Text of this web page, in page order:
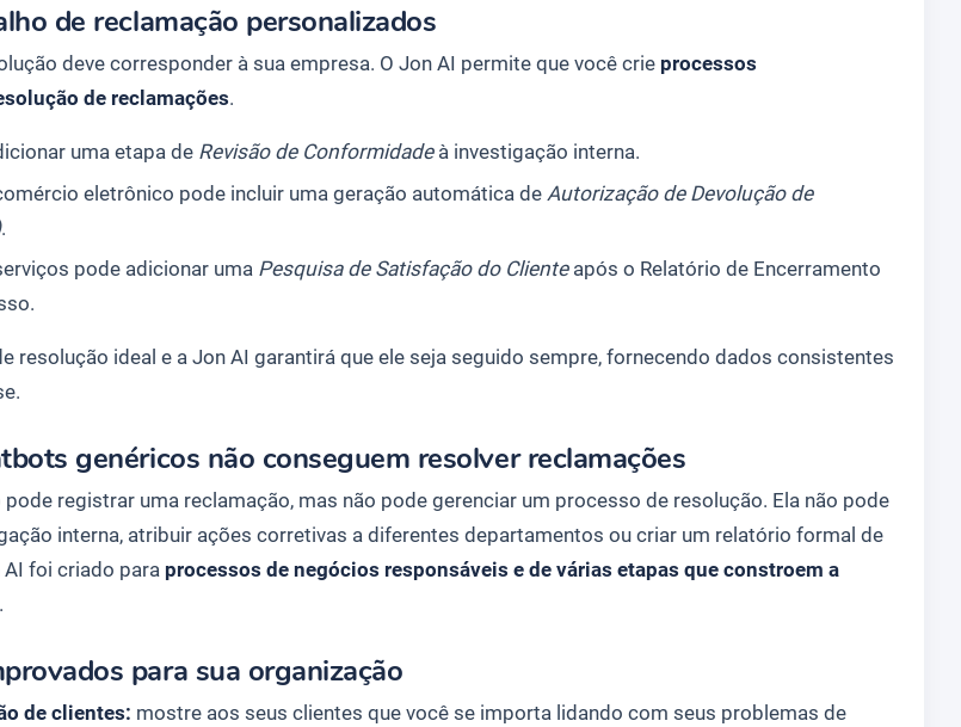
de reclamação personalizados
deve corresponder à sua empresa. O Jon AI permite que você crie processos
de reclamações.
uma etapa de Revisão de Conformidadeà investigação interna.
eletrônico pode incluir uma geração automática de Autorização de Devolução de
.
pode adicionar uma Pesquisa de Satisfação do Clienteapós o Relatório de Encerramento
resolução ideal e a Jon AI garantirá que ele seja seguido sempre, fornecendo dados consistentes
genéricos não conseguem resolver reclamações
registrar uma reclamação, mas não pode gerenciar um processo de resolução. Ela não pode
interna, atribuir ações corretivas a diferentes departamentos ou criar um relatório formal de
foi criado para processos de negócios responsáveis e de várias etapas que constroem a
.
para sua organização
de clientes: mostre aos seus clientes que você se importa lidando com seus problemas de